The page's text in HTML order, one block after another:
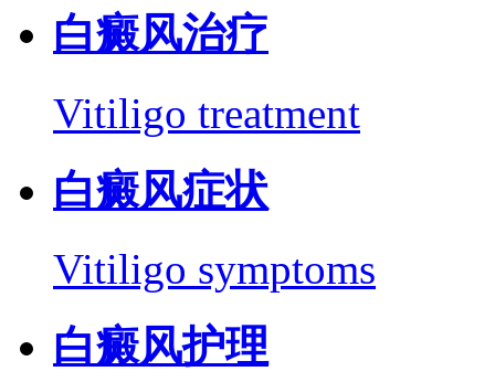
白癜风治疗
Vitiligo treatment
白癜风症状
Vitiligo symptoms
白癜风护理